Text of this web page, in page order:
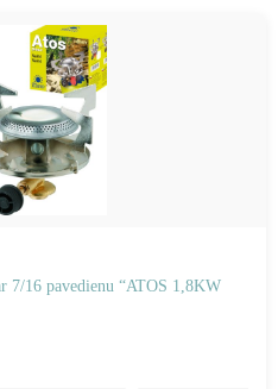
7/16 pavedienu “ATOS 1,8KW